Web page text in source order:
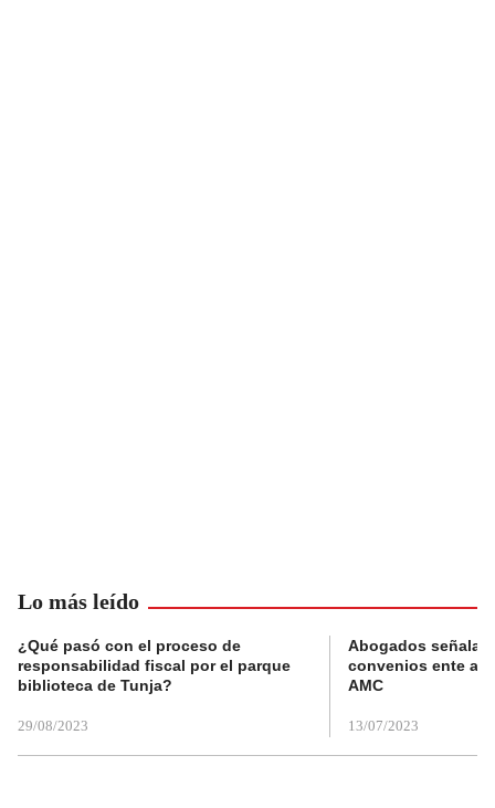
Lo más leído
¿Qué pasó con el proceso de
responsabilidad fiscal por el parque
biblioteca de Tunja?
29/08/2023
Abogados
convenios ente
AMC
13/07/2023